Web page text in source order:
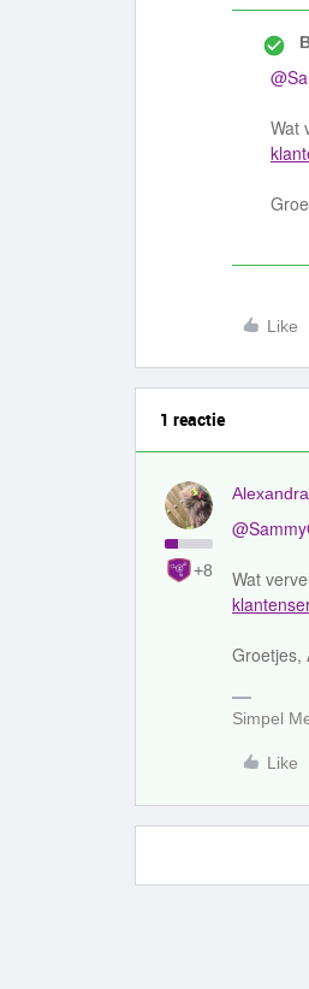
Wat
Like
1 reactie
+8
Alexandra
Wat
Groetjes,
Simpel
Like